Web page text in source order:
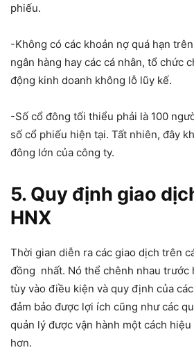
phiếu.
-Không có các khoản nợ quá hạn
ngân hàng hay các cá nhân, tổ chức
động kinh doanh không lỗ lũy kế.
-Số cổ đông tối thiểu phải là 100
số cổ phiếu hiện tại. Tất nhiên, đây
đông lớn của công ty.
5. Quy định giao
HNX
Thời gian diễn ra các giao dịch trên
đồng nhất. Nó thể chênh nhau trước
tùy vào điều kiện và quy định của
đảm bảo được lợi ích cũng như các
quản lý được vận hành một cách
hơn.